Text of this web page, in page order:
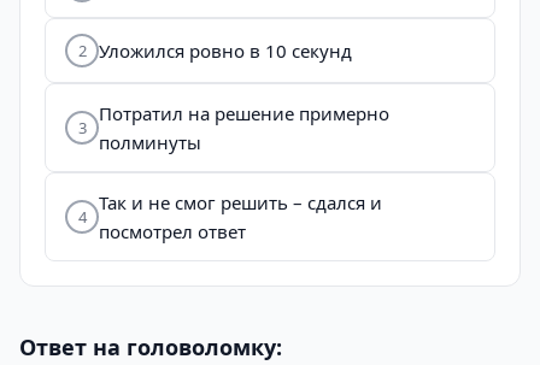
2 Уложился ровно в 10 секунд
3
Потратил на решение примерно
полминуты
4
Так и не смог решить – сдался и
посмотрел ответ
Ответ на головоломку: